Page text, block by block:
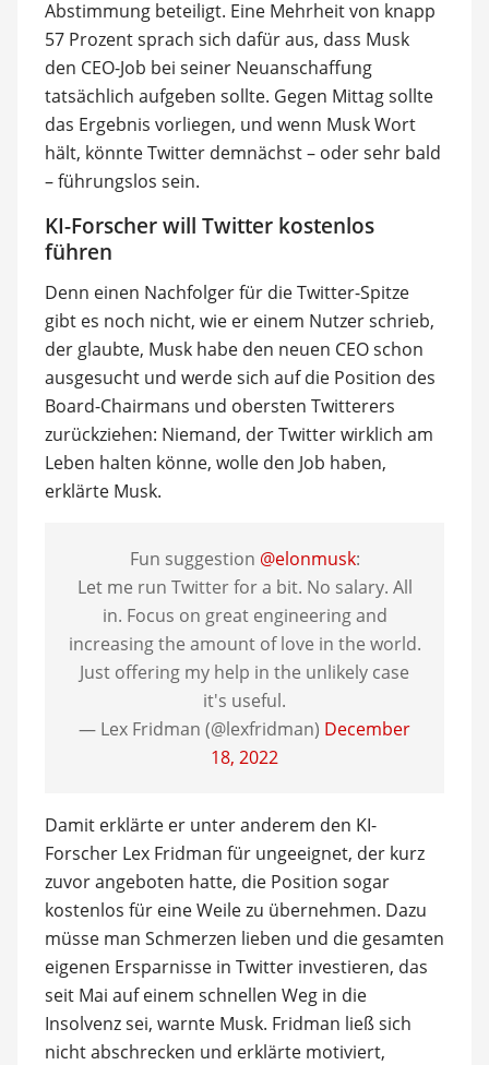
Abstimmung beteiligt. Eine Mehrheit von knapp
57 Prozent sprach sich dafür aus, dass Musk
den CEO-Job bei seiner Neuanschaffung
tatsächlich aufgeben sollte. Gegen Mittag sollte
das Ergebnis vorliegen, und wenn Musk Wort
hält, könnte Twitter demnächst – oder sehr bald
– führungslos sein.
KI-Forscher will Twitter kostenlos
führen
Denn einen Nachfolger für die Twitter-Spitze
gibt es noch nicht, wie er einem Nutzer schrieb,
der glaubte, Musk habe den neuen CEO schon
ausgesucht und werde sich auf die Position des
Board-Chairmans und obersten Twitterers
zurückziehen: Niemand, der Twitter wirklich am
Leben halten könne, wolle den Job haben,
erklärte Musk.
Fun suggestion @elonmusk:
Let me run Twitter for a bit. No salary. All
in. Focus on great engineering and
increasing the amount of love in the world.
Just offering my help in the unlikely case
it's useful.
— Lex Fridman (@lexfridman) December
18, 2022
Damit erklärte er unter anderem den KI-
Forscher Lex Fridman für ungeeignet, der kurz
zuvor angeboten hatte, die Position sogar
kostenlos für eine Weile zu übernehmen. Dazu
müsse man Schmerzen lieben und die gesamten
eigenen Ersparnisse in Twitter investieren, das
seit Mai auf einem schnellen Weg in die
Insolvenz sei, warnte Musk. Fridman ließ sich
nicht abschrecken und erklärte motiviert,